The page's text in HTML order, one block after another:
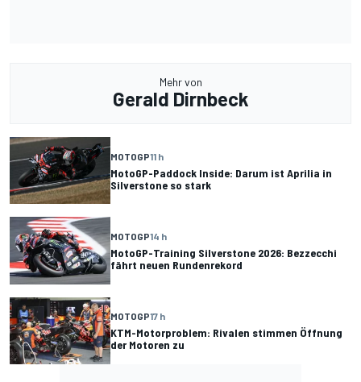
Mehr von
Gerald Dirnbeck
MOTOGP11 h
MotoGP-Paddock Inside: Darum ist Aprilia in
Silverstone so stark
MOTOGP14 h
MotoGP-Training Silverstone 2026: Bezzecchi
fährt neuen Rundenrekord
MOTOGP17 h
KTM-Motorproblem: Rivalen stimmen Öffnung
der Motoren zu